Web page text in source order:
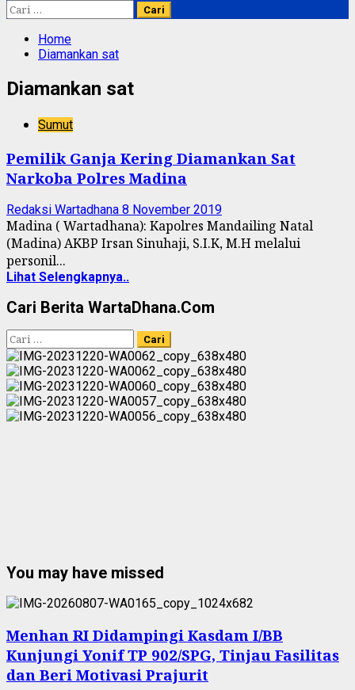
Cari
untuk:
Home
Diamankan sat
Diamankan sat
Sumut
Pemilik Ganja Kering Diamankan Sat
Narkoba Polres Madina
Redaksi Wartadhana 8 November 2019
Madina ( Wartadhana): Kapolres Mandailing Natal
(Madina) AKBP Irsan Sinuhaji, S.I.K, M.H melalui
personil...
Lihat Selengkapnya..
Cari Berita WartaDhana.Com
Cari
untuk:
You may have missed
Menhan RI Didampingi Kasdam I/BB
Kunjungi Yonif TP 902/SPG, Tinjau Fasilitas
dan Beri Motivasi Prajurit